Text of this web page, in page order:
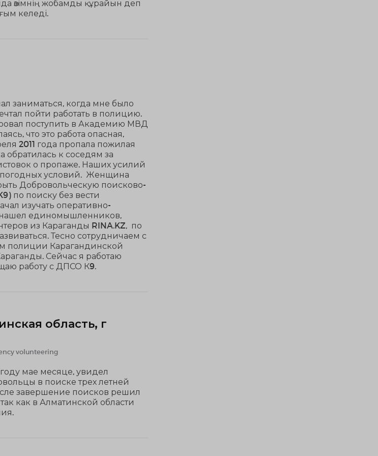
өзімнің жобамды құрайын деп
келеді.
заниматься, когда мне было
пойти работать в полицию.
поступить в Академию МВД
что это работа опасная,
2011 года пропала пожилая
обратилась к соседям за
о пропаже. Наших усилий
погодных условий. Женщина
Добровольческую поисково-
по поиску без вести
изучать оперативно-
нашел единомышленников,
из Караганды RINA.KZ, по
Тесно сотрудничаем с
полиции Карагандинской
Сейчас я работаю
работу с ДПСО К9.
область, г
volunteering
мае месяце, увидел
в поиске трех летней
завершение поисков решил
как в Алматинской области